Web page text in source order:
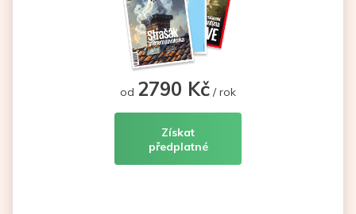
od 2790 Kč / rok
Získat
předplatné